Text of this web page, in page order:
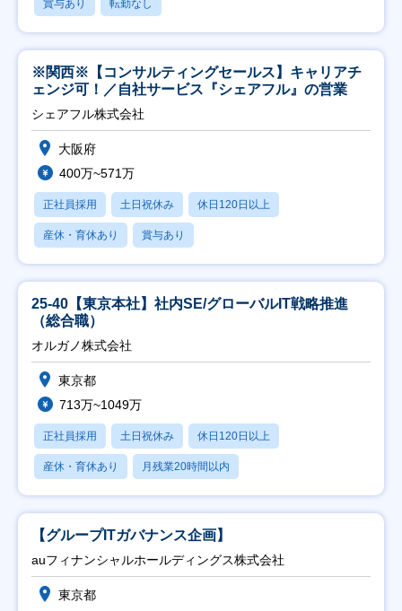
賞与あり 転勤なし
※関西※【コンサルティングセールス】キャリアチ
ェンジ可！／自社サービス『シェアフル』の営業
シェアフル株式会社
大阪府
400万~571万
正社員採用 土日祝休み 休日120日以上
産休・育休あり 賞与あり
25-40【東京本社】社内SE/グローバルIT戦略推進
（総合職）
オルガノ株式会社
東京都
713万~1049万
正社員採用 土日祝休み 休日120日以上
産休・育休あり 月残業20時間以内
【グループITガバナンス企画】
auフィナンシャルホールディングス株式会社
東京都